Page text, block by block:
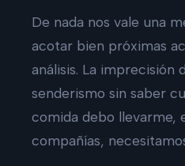
De nada nos vale una
acotar bien próximas
análisis. La imprecisión
senderismo sin saber
comida debo llevarme,
compañías,